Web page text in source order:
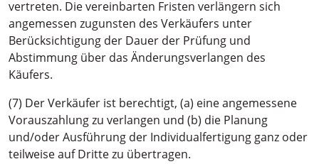
vertreten. Die vereinbarten Fristen verlängern sich
angemessen zugunsten des Verkäufers unter
Berücksichtigung der Dauer der Prüfung und
Abstimmung über das Änderungsverlangen des
Käufers.
(7) Der Verkäufer ist berechtigt, (a) eine angemessene
Vorauszahlung zu verlangen und (b) die Planung
und/oder Ausführung der Individualfertigung ganz oder
teilweise auf Dritte zu übertragen.